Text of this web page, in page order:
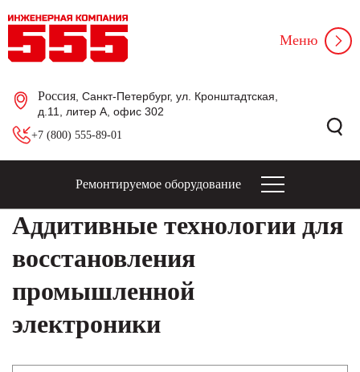
Россия , Санкт-Петербург, ул. Кронштадтская,
д.11, литер А, офис 302
+7 (800) 555-89-01
Меню
Ремонтируемое оборудование
Аддитивные технологии для
восстановления
промышленной
электроники